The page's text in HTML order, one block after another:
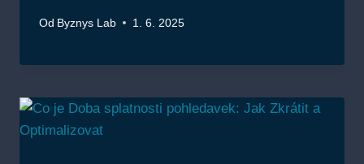
Od Byznys Lab 1. 6. 2025